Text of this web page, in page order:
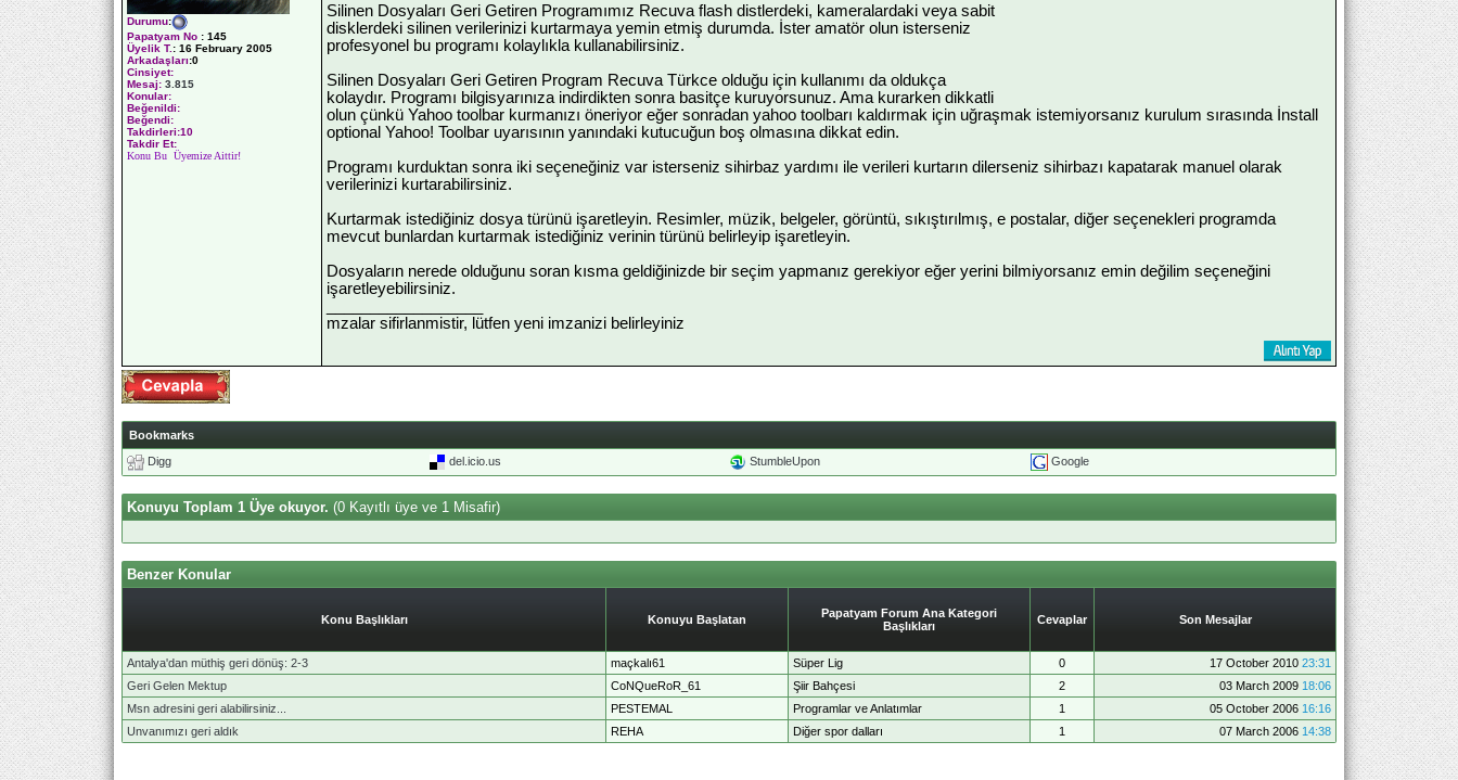
Durumu:
Papatyam No : 145
Üyelik T.: 16 February 2005
Arkadaşları:0
Cinsiyet:
Mesaj: 3.815
Konular:
Beğenildi:
Beğendi:
Takdirleri:10
Takdir Et:
Konu Bu Üyemize Aittir!
Silinen Dosyaları Geri Getiren Programımız Recuva flash distlerdeki, kameralardaki veya sabit
disklerdeki silinen verilerinizi kurtarmaya yemin etmiş durumda. İster amatör olun isterseniz
profesyonel bu programı kolaylıkla kullanabilirsiniz.
Silinen Dosyaları Geri Getiren Program Recuva Türkce olduğu için kullanımı da oldukça
kolaydır. Programı bilgisyarınıza indirdikten sonra basitçe kuruyorsunuz. Ama kurarken dikkatli
olun çünkü Yahoo toolbar kurmanızı öneriyor eğer sonradan yahoo toolbarı kaldırmak için uğraşmak istemiyorsanız kurulum sırasında İnstall
optional Yahoo! Toolbar uyarısının yanındaki kutucuğun boş olmasına dikkat edin.
Programı kurduktan sonra iki seçeneğiniz var isterseniz sihirbaz yardımı ile verileri kurtarın dilerseniz sihirbazı kapatarak manuel olarak
verilerinizi kurtarabilirsiniz.
Kurtarmak istediğiniz dosya türünü işaretleyin. Resimler, müzik, belgeler, görüntü, sıkıştırılmış, e postalar, diğer seçenekleri programda
mevcut bunlardan kurtarmak istediğiniz verinin türünü belirleyip işaretleyin.
Dosyaların nerede olduğunu soran kısma geldiğinizde bir seçim yapmanız gerekiyor eğer yerini bilmiyorsanız emin değilim seçeneğini
işaretleyebilirsiniz.
mzalar sifirlanmistir, lütfen yeni imzanizi belirleyiniz
Bookmarks
Digg
del.icio.us StumbleUpon Google
Konuyu Toplam 1 Üye okuyor. (0 Kayıtlı üye ve 1 Misafir)
Benzer Konular
Konu Başlıkları Konuyu Başlatan
Papatyam Forum Ana Kategori
Başlıkları
Cevaplar Son Mesajlar
Antalya'dan müthiş geri dönüş: 2-3 maçkalı61 Süper Lig 0 17 October 2010 23:31
Geri Gelen Mektup
CoNQueRoR_61 Şiir Bahçesi 2 03 March 2009 18:06
Msn adresini geri alabilirsiniz...
PESTEMAL Programlar ve Anlatımlar 1 05 October 2006 16:16
Unvanımızı geri aldık
REHA Diğer spor dalları 1 07 March 2006 14:38